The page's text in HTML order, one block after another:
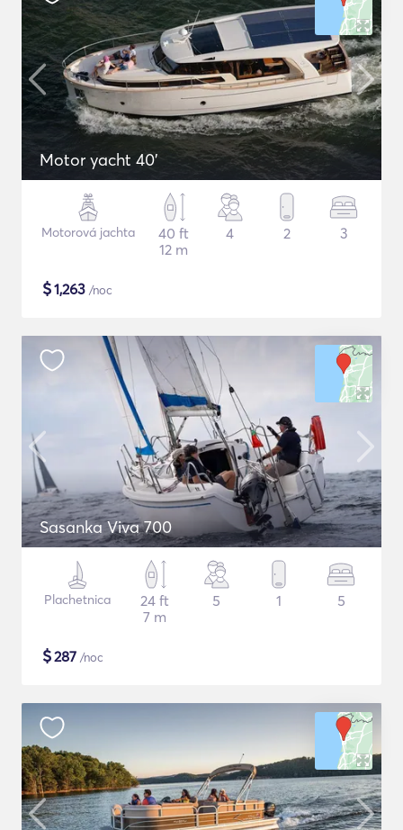
Motor yacht 40'
Motorová jachta
40 ft
12 m
4 2 3
$1,263 /noc
Sasanka Viva 700
Plachetnica
24 ft
7 m
5 1 5
$287 /noc